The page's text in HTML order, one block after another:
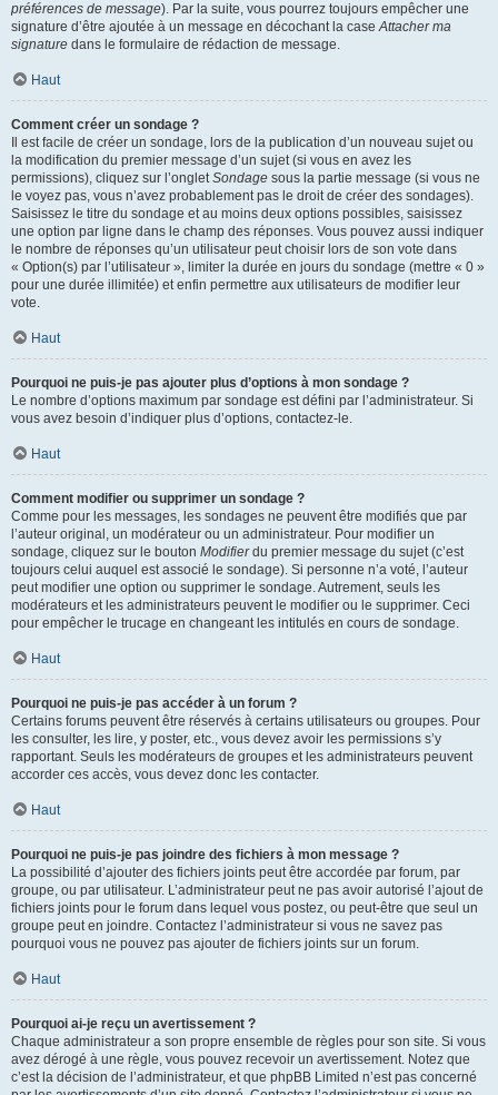
préférences de message). Par la suite, vous pourrez toujours empêcher une
signature d’être ajoutée à un message en décochant la caseAttacher ma
signature dans le formulaire de rédaction de message.
Haut
Comment créer un sondage ?
Il est facile de créer un sondage, lors de la publication d’un nouveau sujet ou
la modification du premier message d’un sujet (si vous en avez les
permissions), cliquez sur l’ongletSondage sous la partie message (si vous ne
le voyez pas, vous n’avez probablement pas le droit de créer des sondages).
Saisissez le titre du sondage et au moins deux options possibles, saisissez
une option par ligne dans le champ des réponses. Vous pouvez aussi indiquer
le nombre de réponses qu’un utilisateur peut choisir lors de son vote dans
« Option(s) par l’utilisateur », limiter la durée en jours du sondage (mettre « 0 »
pour une durée illimitée) et enfin permettre aux utilisateurs de modifier leur
vote.
Haut
Pourquoi ne puis-je pas ajouter plus d’options à mon sondage ?
Le nombre d’options maximum par sondage est défini par l’administrateur. Si
vous avez besoin d’indiquer plus d’options, contactez-le.
Haut
Comment modifier ou supprimer un sondage ?
Comme pour les messages, les sondages ne peuvent être modifiés que par
l’auteur original, un modérateur ou un administrateur. Pour modifier un
sondage, cliquez sur le bouton Modifierdu premier message du sujet (c’est
toujours celui auquel est associé le sondage). Si personne n’a voté, l’auteur
peut modifier une option ou supprimer le sondage. Autrement, seuls les
modérateurs et les administrateurs peuvent le modifier ou le supprimer. Ceci
pour empêcher le trucage en changeant les intitulés en cours de sondage.
Haut
Pourquoi ne puis-je pas accéder à un forum ?
Certains forums peuvent être réservés à certains utilisateurs ou groupes. Pour
les consulter, les lire, y poster, etc., vous devez avoir les permissions s’y
rapportant. Seuls les modérateurs de groupes et les administrateurs peuvent
accorder ces accès, vous devez donc les contacter.
Haut
Pourquoi ne puis-je pas joindre des fichiers à mon message ?
La possibilité d’ajouter des fichiers joints peut être accordée par forum, par
groupe, ou par utilisateur. L’administrateur peut ne pas avoir autorisé l’ajout de
fichiers joints pour le forum dans lequel vous postez, ou peut-être que seul un
groupe peut en joindre. Contactez l’administrateur si vous ne savez pas
pourquoi vous ne pouvez pas ajouter de fichiers joints sur un forum.
Haut
Pourquoi ai-je reçu un avertissement ?
Chaque administrateur a son propre ensemble de règles pour son site. Si vous
avez dérogé à une règle, vous pouvez recevoir un avertissement. Notez que
c’est la décision de l’administrateur, et que phpBB Limited n’est pas concerné